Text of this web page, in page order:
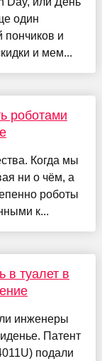
один
пончиков и
и мем...
роботами
Когда мы
ни о чём, а
роботы
к...
в туалет в
инженеры
Патент
подали